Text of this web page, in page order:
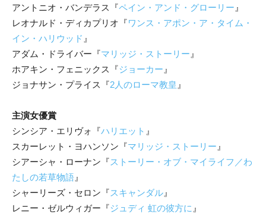
アントニオ・バンデラス『ペイン・アンド・グローリー 』
レオナルド・ディカプリオ『ワンス・アポン・ア・タイム・
イン・ハリウッド 』
アダム・ドライバー『マリッジ・ストーリー 』
ホアキン・フェニックス『ジョーカー 』
ジョナサン・プライス『2人のローマ教皇 』
主演女優賞
シンシア・エリヴォ『ハリエット 』
スカーレット・ヨハンソン『マリッジ・ストーリー 』
シアーシャ・ローナン『ストーリー・オブ・マイライフ／わ
たしの若草物語 』
シャーリーズ・セロン『スキャンダル 』
レニー・ゼルウィガー『ジュディ 虹の彼方に 』